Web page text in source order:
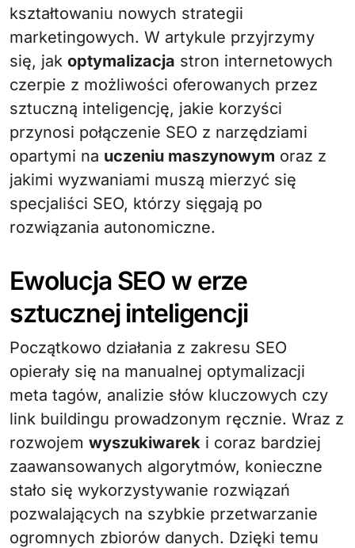
kształtowaniu nowych strategii
marketingowych. W artykule przyjrzymy
się, jak optymalizacja stron internetowych
czerpie z możliwości oferowanych przez
sztuczną inteligencję, jakie korzyści
przynosi połączenie SEO z narzędziami
opartymi na uczeniu maszynowym oraz z
jakimi wyzwaniami muszą mierzyć się
specjaliści SEO, którzy sięgają po
rozwiązania autonomiczne.
Ewolucja SEO w erze
sztucznej inteligencji
Początkowo działania z zakresu SEO
opierały się na manualnej optymalizacji
meta tagów, analizie słów kluczowych czy
link buildingu prowadzonym ręcznie. Wraz z
rozwojem wyszukiwarek i coraz bardziej
zaawansowanych algorytmów, konieczne
stało się wykorzystywanie rozwiązań
pozwalających na szybkie przetwarzanie
ogromnych zbiorów danych. Dzięki temu